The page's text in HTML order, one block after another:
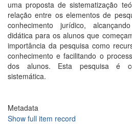
uma proposta de sistematização
relação entre os elementos de
conhecimento jurídico,
didática para os alunos que
importância da pesquisa como
conhecimento e facilitando o
dos alunos. Esta pesquisa é
sistemática.
Metadata
Show full item record